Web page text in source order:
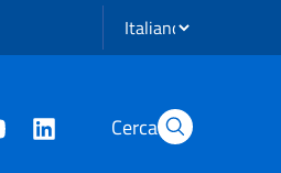
Seleziona lingua
Cerca